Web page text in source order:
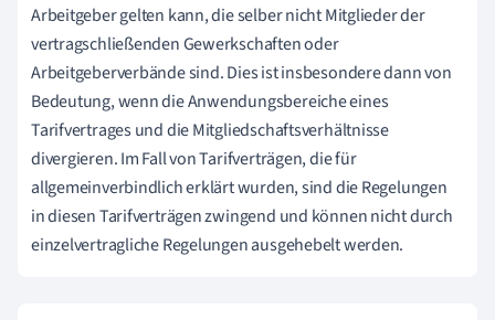
Arbeitgeber gelten kann, die selber nicht Mitglieder der
vertragschließenden Gewerkschaften oder
Arbeitgeberverbände sind. Dies ist insbesondere dann von
Bedeutung, wenn die Anwendungsbereiche eines
Tarifvertrages und die Mitgliedschaftsverhältnisse
divergieren. Im Fall von Tarifverträgen, die für
allgemeinverbindlich erklärt wurden, sind die Regelungen
in diesen Tarifverträgen zwingend und können nicht durch
einzelvertragliche Regelungen ausgehebelt werden.